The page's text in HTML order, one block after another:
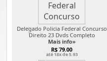
Delegado Policia Federal Concurso
Direito 23 Dvds Completo
Mais info»
R$ 79.00
até 18x de 5.93